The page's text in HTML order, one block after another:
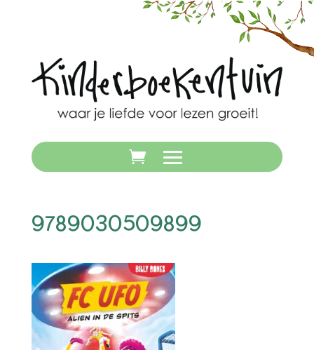
9789030509899